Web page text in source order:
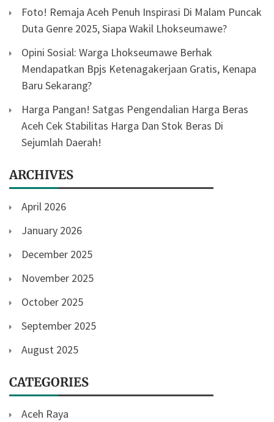
Foto! Remaja Aceh Penuh Inspirasi Di Malam Puncak
Duta Genre 2025, Siapa Wakil Lhokseumawe?
Opini Sosial: Warga Lhokseumawe Berhak
Mendapatkan Bpjs Ketenagakerjaan Gratis, Kenapa
Baru Sekarang?
Harga Pangan! Satgas Pengendalian Harga Beras
Aceh Cek Stabilitas Harga Dan Stok Beras Di
Sejumlah Daerah!
ARCHIVES
April 2026
January 2026
December 2025
November 2025
October 2025
September 2025
August 2025
CATEGORIES
Aceh Raya